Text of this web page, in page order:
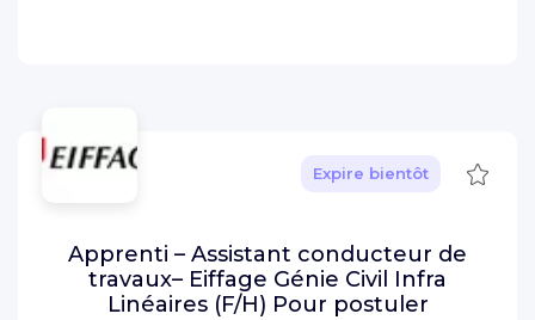
Expire bientôt
Apprenti – Assistant conducteur de
travaux– Eiffage Génie Civil Infra
Linéaires (F/H) Pour postuler